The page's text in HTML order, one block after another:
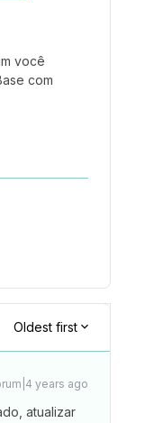
você
com
Oldest first
years ago
atualizar